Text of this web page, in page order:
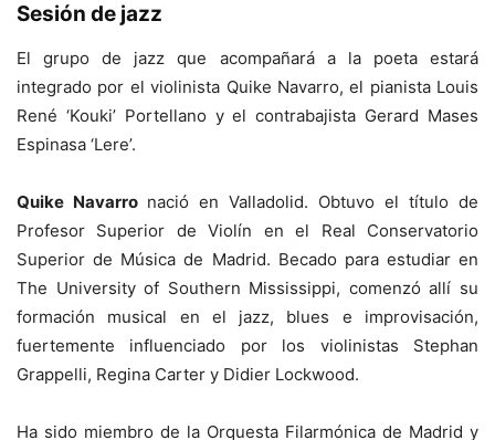
Sesión de jazz
El grupo de jazz que acompañará a la poeta estará
integrado por el violinista Quike Navarro, el pianista Louis
René ‘Kouki’ Portellano y el contrabajista Gerard Mases
Espinasa ‘Lere’.
Quike Navarro nació en Valladolid. Obtuvo el título de
Profesor Superior de Violín en el Real Conservatorio
Superior de Música de Madrid. Becado para estudiar en
The University of Southern Mississippi, comenzó allí su
formación musical en el jazz, blues e improvisación,
fuertemente influenciado por los violinistas Stephan
Grappelli, Regina Carter y Didier Lockwood.
Ha sido miembro de la Orquesta Filarmónica de Madrid y